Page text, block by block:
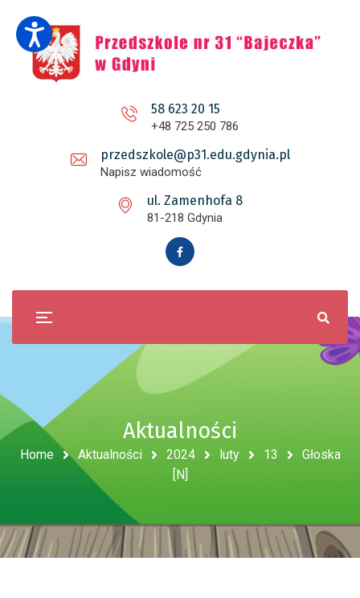
58 623 20 15
+48 725 250 786
przedszkole@p31.edu.gdynia.pl
Napisz wiadomość
ul. Zamenhofa 8
81-218 Gdynia
Aktualności
Home Aktualności 2024 luty 13
Głoska
[N]